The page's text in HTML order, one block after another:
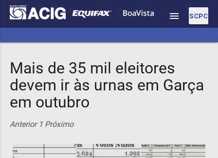
SCPC
menu
Mais de 35 mil eleitores
devem ir às urnas em Garça
em outubro
Anterior 1 Próximo